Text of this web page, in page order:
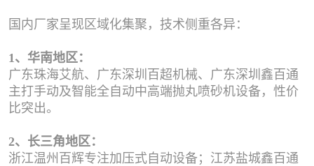
国内厂家呈现区域化集聚，技术侧重各异：
1、华南地区：
广东珠海艾航、广东深圳百超机械、广东深圳鑫百通
主打手动及智能全自动中高端抛丸喷砂机设备，性价
比突出。
2、长三角地区：
浙江温州百辉专注加压式自动设备；江苏盐城鑫百通